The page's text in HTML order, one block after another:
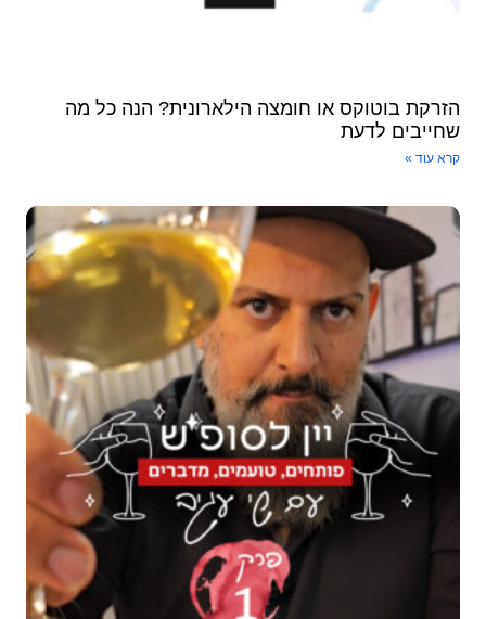
הזרקת בוטוקס או חומצה הילארונית? הנה כל מה
שחייבים לדעת
קרא עוד »